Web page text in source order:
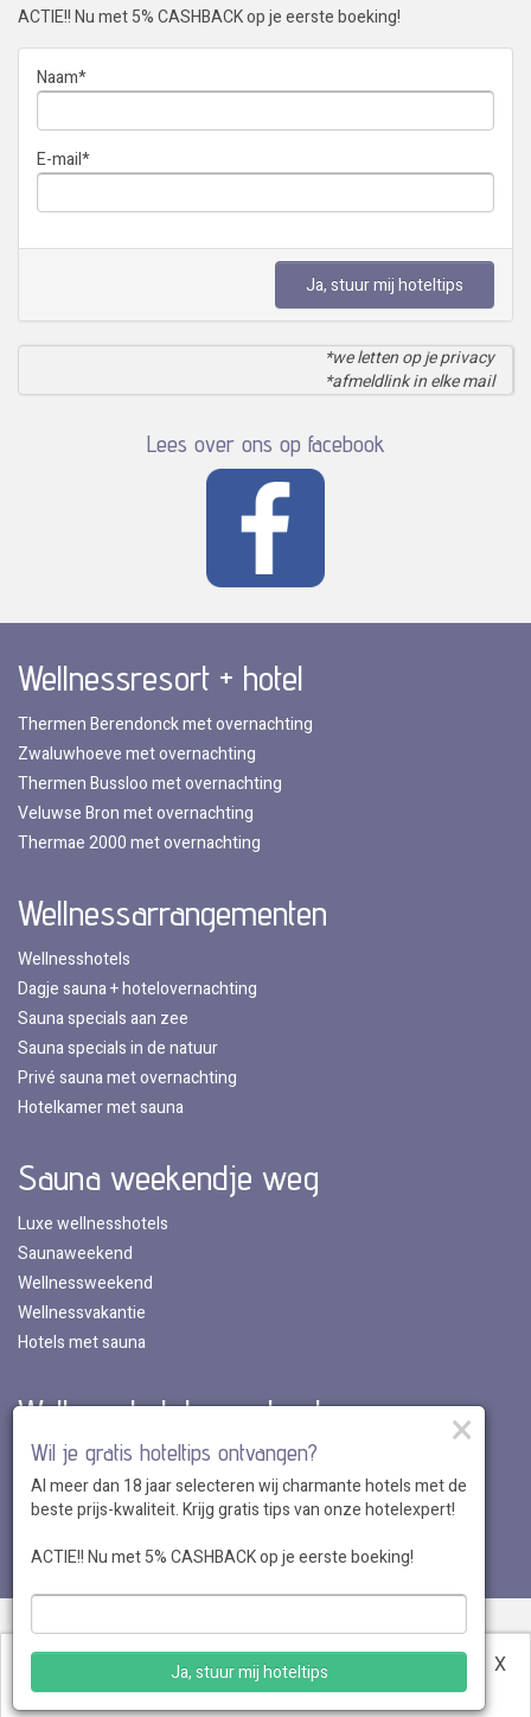
ACTIE!! Nu met 5% CASHBACK op je eerste boeking!
Naam*
E-mail*
Ja, stuur mij hoteltips
*we letten op je privacy
*afmeldlink in elke mail
Lees over ons op facebook
Wellnessresort + hotel
Thermen Berendonck met overnachting
Zwaluwhoeve met overnachting
Thermen Bussloo met overnachting
Veluwse Bron met overnachting
Thermae 2000 met overnachting
Wellnessarrangementen
Wellnesshotels
Dagje sauna + hotelovernachting
Sauna specials aan zee
Sauna specials in de natuur
Privé sauna met overnachting
Hotelkamer met sauna
Sauna weekendje weg
Luxe wellnesshotels
Saunaweekend
Wellnessweekend
Wellnessvakantie
Hotels met sauna
Wellnesshotels per land
Wellnesshotels in Nederland
Wellnesshotels in Belgie
Wellnesshotels in Luxemburg
Wellnesshotels in Duitsland
Over ons•Sitemap•Disclaimer•Voordelen•Privacy
•Voorwaarden•Veelgestelde vragen•Klantenservice•Hotel
aanmelden
×
Wil je gratis hoteltips ontvangen?
Al meer dan 18 jaar selecteren wij charmante hotels met de
beste prijs-kwaliteit. Krijg gratis tips van onze hotelexpert!
ACTIE!! Nu met 5% CASHBACK op je eerste boeking!
Ja, stuur mij hoteltips X
Deze website maakt gebruik van cookies.
informatie.